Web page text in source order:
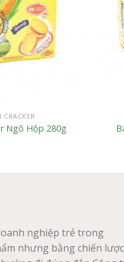
CRACKER
Ngô Hộp 280g
nghiệp trẻ trong
nhưng bằng chiến lược